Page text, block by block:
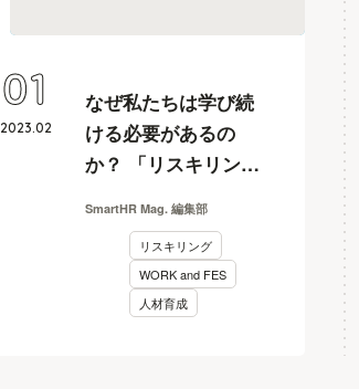
なぜ私たちは学び続
ける必要があるの
か？ 「リスキリン
わされないために
【WORKandFES2022
レポート】
SmartHR Mag. 編集部
リスキリング
WORK and FES
人材育成
2023.02
01